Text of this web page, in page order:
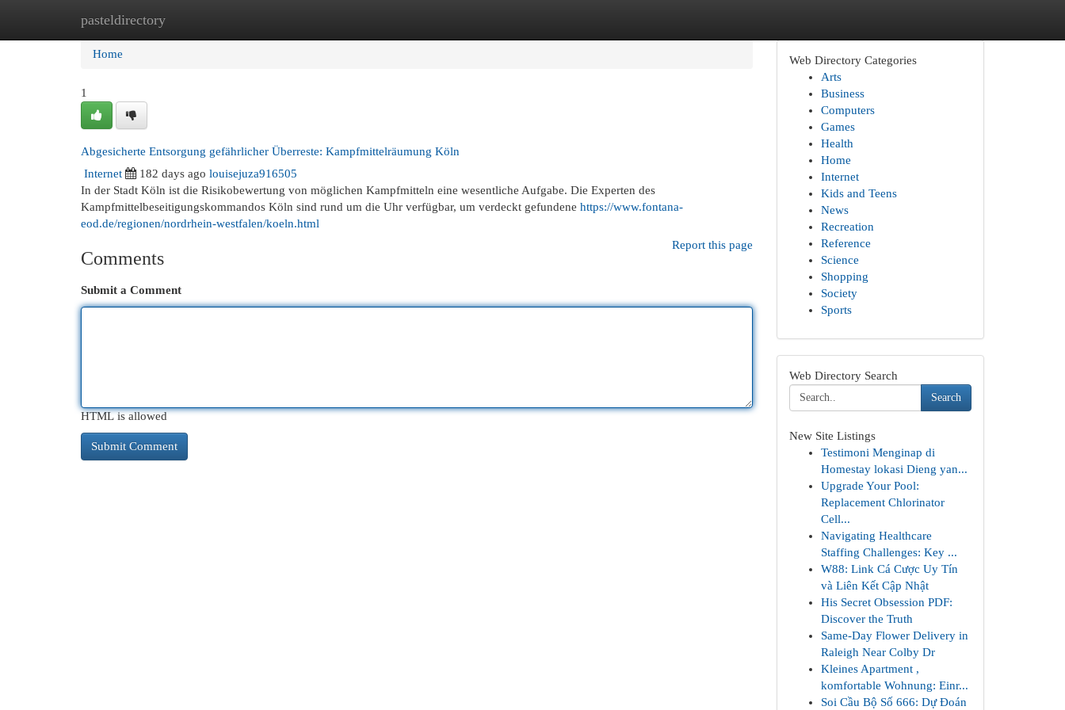
pasteldirectory
Home New Site Listings
Home
1
Abgesicherte Entsorgung gefährlicher Überreste: Kampfmittelräumung Köln
Internet
182 days ago louisejuza916505
In der Stadt Köln ist die Risikobewertung von möglichen Kampfmitteln eine wesentliche Aufgabe. Die Experten des
Kampfmittelbeseitigungskommandos Köln sind rund um die Uhr verfügbar, um verdeckt gefundene https://www.fontana-
eod.de/regionen/nordrhein-westfalen/koeln.html
Report this page
Comments
Submit a Comment
HTML is allowed
Web Directory Categories
Arts
Business
Computers
Games
Health
Home
Internet
Kids and Teens
News
Recreation
Reference
Science
Shopping
Society
Sports
Web Directory Search
Search
New Site Listings
Testimoni Menginap di
Homestay lokasi Dieng yan...
Upgrade Your Pool:
Replacement Chlorinator
Cell...
Navigating Healthcare
Staffing Challenges: Key ...
W88: Link Cá Cược Uy Tín
và Liên Kết Cập Nhật
His Secret Obsession PDF:
Discover the Truth
Same-Day Flower Delivery in
Raleigh Near Colby Dr
Kleines Apartment ,
komfortable Wohnung: Einr...
Soi Cầu Bộ Số 666: Dự Đoán